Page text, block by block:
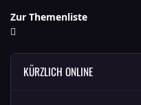
Zur Themenliste
KÜRZLICH ONLINE